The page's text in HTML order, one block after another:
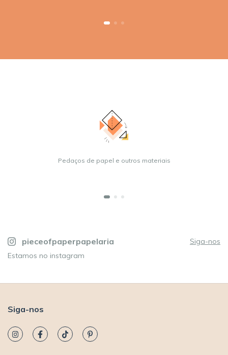
Pedaços de papel e outros materiais
pieceofpaperpapelaria
Siga-nos
Estamos no instagram
Siga-nos